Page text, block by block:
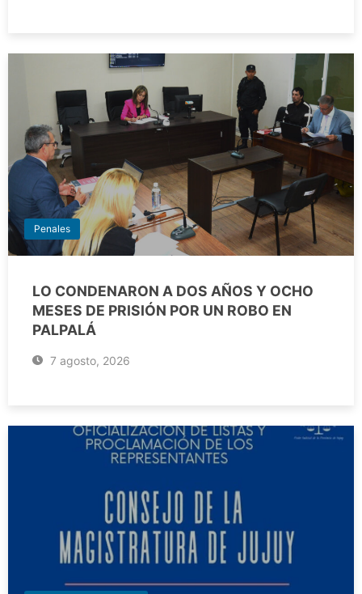
Penales
LO CONDENARON A DOS AÑOS Y OCHO
MESES DE PRISIÓN POR UN ROBO EN
PALPALÁ
7 agosto, 2026